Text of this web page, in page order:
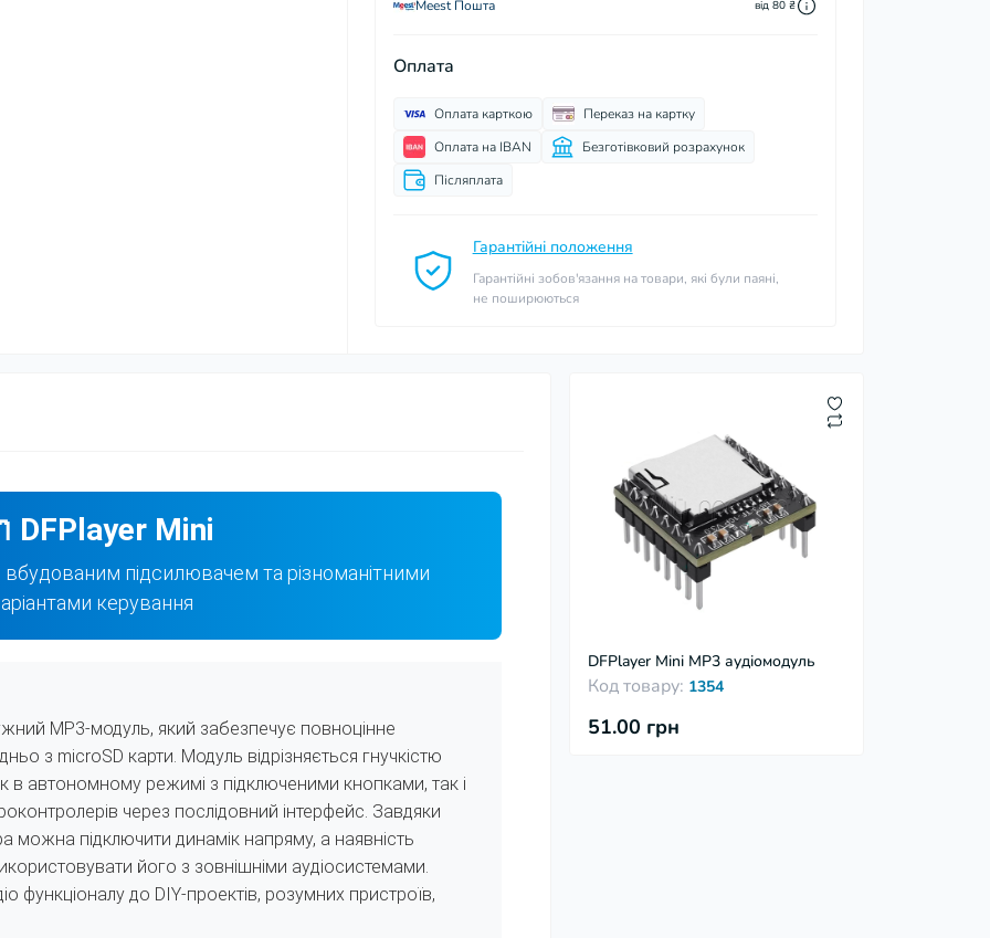
Meest Пошта від 80 ₴
Оплата
Оплата карткою
Переказ на картку
Оплата на IBAN
Безготівковий розрахунок
Післяплата
Гарантійні положення
Гарантійні зобов'язання на товари, які були паяні,
не поширюються
DFPlayer Mini MP3 аудіомодуль
Код товару: 1354
51.00 грн
DFPlayer Mini
підсилювачем та різноманітними
керування
MP3-модуль, який забезпечує повноцінне
з microSD карти. Модуль відрізняється гнучкістю
в автономному режимі з підключеними кнопками, так і
через послідовний інтерфейс. Завдяки
можна підключити динамік напряму, а наявність
його з зовнішніми аудіосистемами.
функціоналу до DIY-проектів, розумних пристроїв,